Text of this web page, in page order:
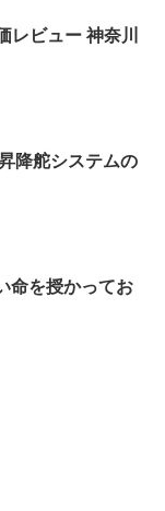
レビュー 神奈川
降舵システムの
命を授かってお